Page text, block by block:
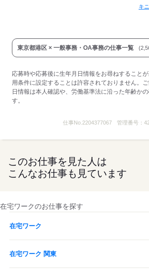
キ
東京都港区 × 一般事務・OA事務の仕事一覧
応募時や応募後に生年月日情報をお尋ねすること
用条件に設定することは許容されておりません。
日情報は本人確認や、労働基準法に沿った年齢か
す。
仕事No. 2204377067 管理番号：
このお仕事を見た人は
こんなお仕事も見ています
在宅ワークのお仕事を探す
在宅ワーク
在宅ワーク 関東